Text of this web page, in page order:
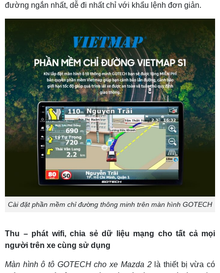
đường ngắn nhất, dễ đi nhất chỉ với khẩu lệnh đơn giản.
Cài đặt phần mềm chỉ đường thông minh trên màn hình GOTECH
Thu – phát wifi, chia sẻ dữ liệu mạng cho tất cả mọi
người trên xe cùng sử dụng
Màn hình ô tô GOTECH cho xe Mazda 2là thiết bị vừa có